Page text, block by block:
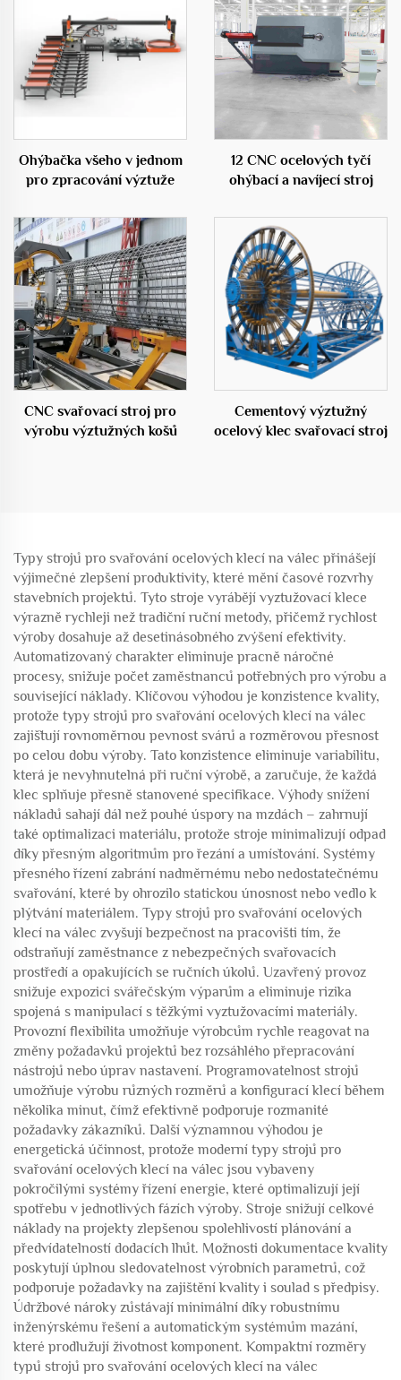
Ohýbačka všeho v jednom
pro zpracování výztuže
12 CNC ocelových tyčí
ohýbací a navíjecí stroj
CNC svařovací stroj pro
výrobu výztužných košů
Cementový výztužný
ocelový klec svařovací stroj
Typy strojů pro svařování ocelových klecí na válec přinášejí
výjimečné zlepšení produktivity, které mění časové rozvrhy
stavebních projektů. Tyto stroje vyrábějí vyztužovací klece
výrazně rychleji než tradiční ruční metody, přičemž rychlost
výroby dosahuje až desetinásobného zvýšení efektivity.
Automatizovaný charakter eliminuje pracně náročné
procesy, snižuje počet zaměstnanců potřebných pro výrobu a
související náklady. Klíčovou výhodou je konzistence kvality,
protože typy strojů pro svařování ocelových klecí na válec
zajišťují rovnoměrnou pevnost svárů a rozměrovou přesnost
po celou dobu výroby. Tato konzistence eliminuje variabilitu,
která je nevyhnutelná při ruční výrobě, a zaručuje, že každá
klec splňuje přesně stanovené specifikace. Výhody snížení
nákladů sahají dál než pouhé úspory na mzdách – zahrnují
také optimalizaci materiálu, protože stroje minimalizují odpad
díky přesným algoritmům pro řezání a umísťování. Systémy
přesného řízení zabrání nadměrnému nebo nedostatečnému
svařování, které by ohrozilo statickou únosnost nebo vedlo k
plýtvání materiálem. Typy strojů pro svařování ocelových
klecí na válec zvyšují bezpečnost na pracovišti tím, že
odstraňují zaměstnance z nebezpečných svařovacích
prostředí a opakujících se ručních úkolů. Uzavřený provoz
snižuje expozici svářečským výparům a eliminuje rizika
spojená s manipulací s těžkými vyztužovacími materiály.
Provozní flexibilita umožňuje výrobcům rychle reagovat na
změny požadavků projektů bez rozsáhlého přepracování
nástrojů nebo úprav nastavení. Programovatelnost strojů
umožňuje výrobu různých rozměrů a konfigurací klecí během
několika minut, čímž efektivně podporuje rozmanité
požadavky zákazníků. Další významnou výhodou je
energetická účinnost, protože moderní typy strojů pro
svařování ocelových klecí na válec jsou vybaveny
pokročilými systémy řízení energie, které optimalizují její
spotřebu v jednotlivých fázích výroby. Stroje snižují celkové
náklady na projekty zlepšenou spolehlivostí plánování a
předvídatelností dodacích lhůt. Možnosti dokumentace kvality
poskytují úplnou sledovatelnost výrobních parametrů, což
podporuje požadavky na zajištění kvality i soulad s předpisy.
Údržbové nároky zůstávají minimální díky robustnímu
inženýrskému řešení a automatickým systémům mazání,
které prodlužují životnost komponent. Kompaktní rozměry
typů strojů pro svařování ocelových klecí na válec